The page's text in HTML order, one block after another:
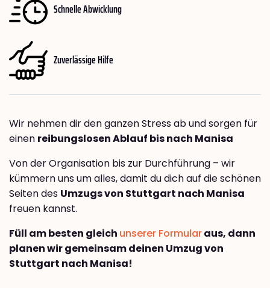
Schnelle Abwicklung
Zuverlässige Hilfe
Wir nehmen dir den ganzen Stress ab und sorgen für
einen reibungslosen Ablauf bis nach Manisa
Von der Organisation bis zur Durchführung – wir
kümmern uns um alles, damit du dich auf die schönen
Seiten des Umzugs von Stuttgart nach Manisa
freuen kannst.
Füll am besten gleich unserer Formularaus, dann
planen wir gemeinsam deinen Umzug von
Stuttgart nach Manisa!